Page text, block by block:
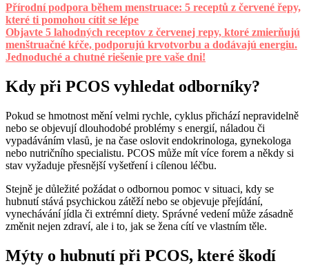
Přírodní podpora během menstruace: 5 receptů z červené řepy,
které ti pomohou cítit se lépe
Objavte 5 lahodných receptov z červenej repy, ktoré zmierňujú
menštruačné kŕče, podporujú krvotvorbu a dodávajú energiu.
Jednoduché a chutné riešenie pre vaše dni!
Kdy při PCOS vyhledat odborníky?
Pokud se hmotnost mění velmi rychle, cyklus přichází nepravidelně
nebo se objevují dlouhodobé problémy s energií, náladou či
vypadáváním vlasů, je na čase oslovit endokrinologa, gynekologa
nebo nutričního specialistu. PCOS může mít více forem a někdy si
stav vyžaduje přesnější vyšetření i cílenou léčbu.
Stejně je důležité požádat o odbornou pomoc v situaci, kdy se
hubnutí stává psychickou zátěží nebo se objevuje přejídání,
vynechávání jídla či extrémní diety. Správné vedení může zásadně
změnit nejen zdraví, ale i to, jak se žena cítí ve vlastním těle.
Mýty o hubnutí při PCOS, které škodí